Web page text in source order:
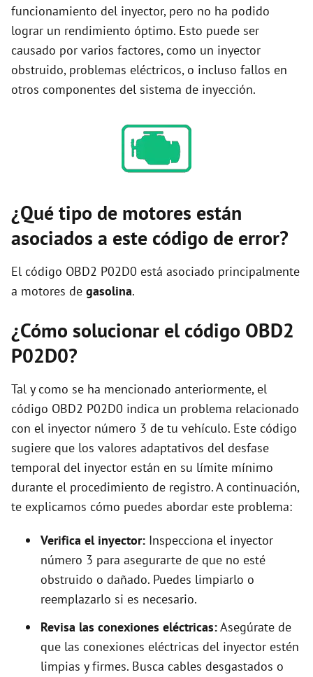
funcionamiento del inyector, pero no ha podido
lograr un rendimiento óptimo. Esto puede ser
causado por varios factores, como un inyector
obstruido, problemas eléctricos, o incluso fallos en
otros componentes del sistema de inyección.
¿Qué tipo de motores están
asociados a este código de error?
El código OBD2 P02D0 está asociado principalmente
a motores de gasolina.
¿Cómo solucionar el código OBD2
P02D0?
Tal y como se ha mencionado anteriormente, el
código OBD2 P02D0 indica un problema relacionado
con el inyector número 3 de tu vehículo. Este código
sugiere que los valores adaptativos del desfase
temporal del inyector están en su límite mínimo
durante el procedimiento de registro. A continuación,
te explicamos cómo puedes abordar este problema:
Verifica el inyector: Inspecciona el inyector
número 3 para asegurarte de que no esté
obstruido o dañado. Puedes limpiarlo o
reemplazarlo si es necesario.
Revisa las conexiones eléctricas:Asegúrate de
que las conexiones eléctricas del inyector estén
limpias y firmes. Busca cables desgastados o